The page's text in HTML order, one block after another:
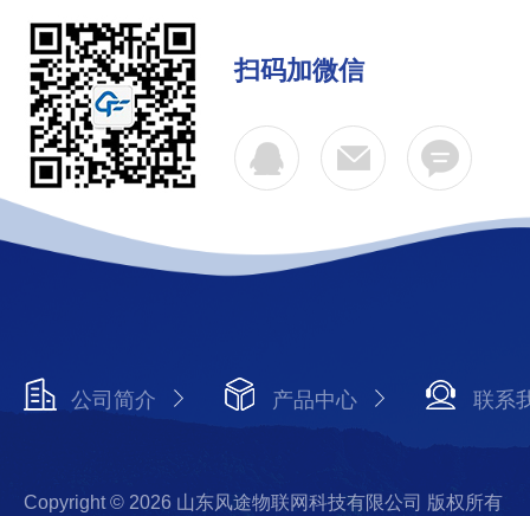
扫码加微信
公司简介 产品中心 联系
Copyright © 2026 山东风途物联网科技有限公司 版权所有